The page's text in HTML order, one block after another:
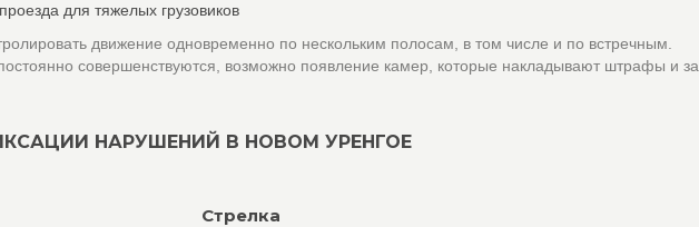
для тяжелых грузовиков
движение одновременно по нескольким полосам, в том числе и по встречным.
постоянно совершенствуются, возможно появление камер, которые накладывают штрафы и за
НАРУШЕНИЙ В НОВОМ УРЕНГОЕ
Стрелка